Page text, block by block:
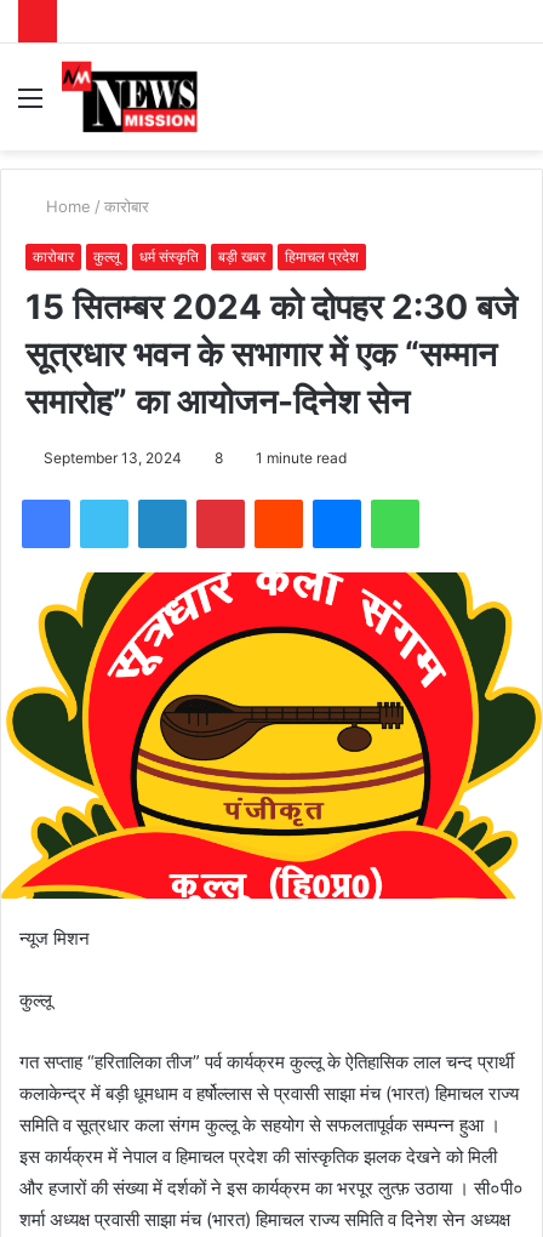
Menu
Home / कारोबार
कारोबार कुल्लू धर्म संस्कृति बड़ी खबर हिमाचल प्रदेश
15 सितम्बर 2024 को दोपहर 2:30 बजे
सूत्रधार भवन के सभागार में एक “सम्मान
समारोह” का आयोजन-दिनेश सेन
September 13, 2024 8 1 minute read
न्यूज मिशन
कुल्लू
गत सप्ताह “हरितालिका तीज” पर्व कार्यक्रम कुल्लू के ऐतिहासिक लाल चन्द प्रार्थी
कलाकेन्द्र में बड़ी धूमधाम व हर्षोल्लास से प्रवासी साझा मंच (भारत) हिमाचल राज्य
समिति व सूत्रधार कला संगम कुल्लू के सहयोग से सफलतापूर्वक सम्पन्न हुआ ।
इस कार्यक्रम में नेपाल व हिमाचल प्रदेश की सांस्कृतिक झलक देखने को मिली
और हजारों की संख्या में दर्शकों ने इस कार्यक्रम का भरपूर लुत्फ़ उठाया । सी०पी०
शर्मा अध्यक्ष प्रवासी साझा मंच (भारत) हिमाचल राज्य समिति व दिनेश सेन अध्यक्ष